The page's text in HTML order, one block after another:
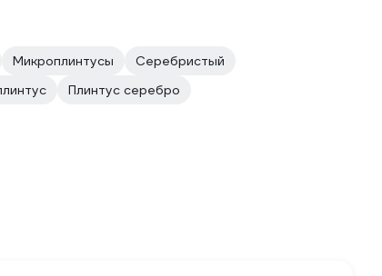
Микроплинтусы
Серебристый
Плинтус серебро